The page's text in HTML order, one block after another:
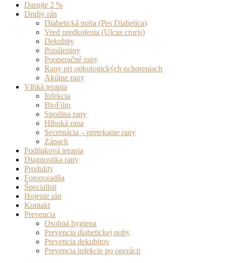
Darujte 2 %
Druhy rán
Diabetická noha (Pes Diabetica)
Vred predkolenia (Ulcus cruris)
Dekubity
Popáleniny
Pooperačné rany
Rany pri onkologických ochoreniach
Akútne rany
Vlhká terapia
Infekcia
BioFilm
Spodina rany
Hlboká rana
Secernácia – pretekanie rany
Zápach
Podtlaková terapia
Diagnostika rany
Produkty
Fotoporadňa
Špecialisti
Hojenie rán
Kontakt
Prevencia
Osobná hygiena
Prevencia diabetickej nohy
Prevencia dekubitov
Prevencia infekcie po operácii